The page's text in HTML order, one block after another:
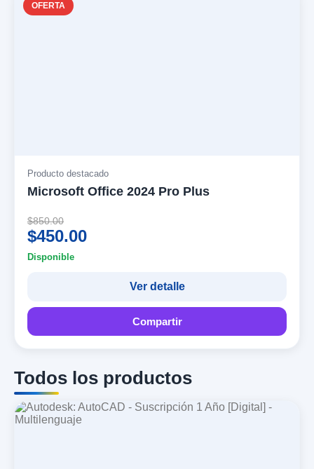
OFERTA
Producto destacado
Microsoft Office 2024 Pro Plus
$850.00
$450.00
Disponible
Ver detalle
Compartir
Todos los productos